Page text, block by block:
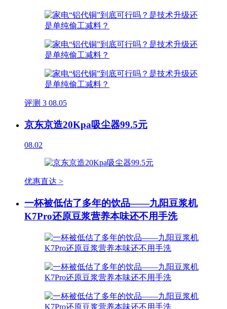
评测 3 08.05
京东京造20Kpa吸尘器99.5元
08.02
优惠直达 >
一杯被低估了多年的饮品——九阳豆浆机
K7Pro还原豆浆营养本味还不用手洗